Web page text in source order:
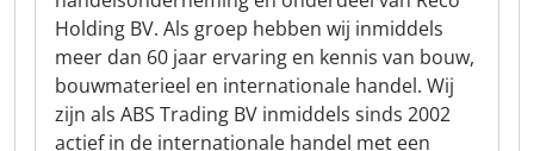
Holding BV. Als groep hebben wij inmiddels
meer dan 60 jaar ervaring en kennis van bouw,
bouwmaterieel en internationale handel. Wij
zijn als ABS Trading BV inmiddels sinds 2002
actief in de internationale handel met een